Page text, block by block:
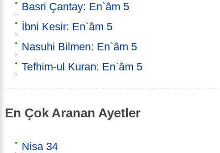
Basri Çantay: En`âm 5
İbni Kesir: En`âm 5
Nasuhi Bilmen: En`âm 5
Tefhim-ul Kuran: En`âm 5
En Çok Aranan Ayetler
Nisa 34